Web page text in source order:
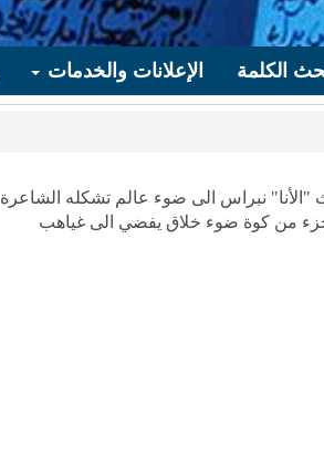
الكلمة الإعلانات والخدمات
نبراس الى ضوء عالم تشكله الشاعرة
من كوة ضوء خلاق يفضي الى غياهب